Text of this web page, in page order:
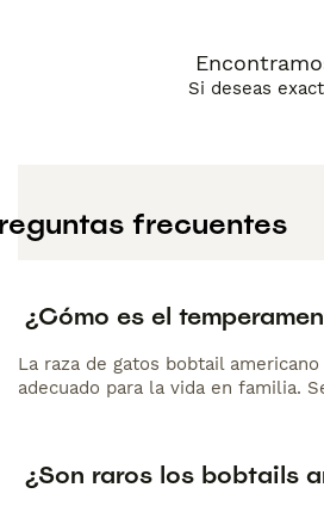
Si deseas
frecuentes
¿Cómo es el
La raza de gatos bobtail
adecuado para la vida en familia.
¿Son raros los bobtails